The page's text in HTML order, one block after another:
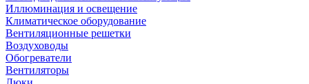
Иллюминация и освещение
Климатическое оборудование
Вентиляционные решетки
Воздуховоды
Обогреватели
Вентиляторы